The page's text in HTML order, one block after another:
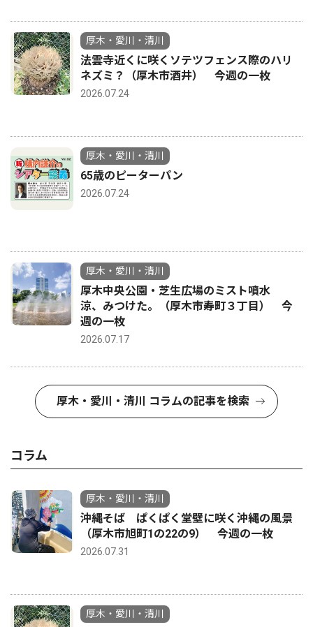
厚木・愛川・清川
法雲寺近くに咲くソテツフェンス際のハリ
ネズミ？（厚木市酒井） 今週の一枚
2026.07.24
厚木・愛川・清川
65歳のピーターパン
2026.07.24
厚木・愛川・清川
厚木中央公園・芝生広場のミスト噴水
涼、みつけた。（厚木市寿町３丁目） 今
週の一枚
2026.07.17
厚木・愛川・清川 コラムの記事を検索
コラム
厚木・愛川・清川
沖縄そば ぱくぱく堂壁に咲く沖縄の風景
（厚木市旭町1の22の9） 今週の一枚
2026.07.31
厚木・愛川・清川